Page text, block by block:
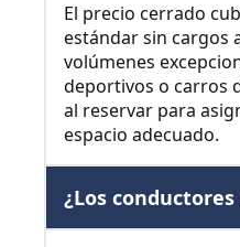
El precio cerrado
estándar sin cargos
volúmenes
deportivos o carros
al reservar para
espacio adecuado.
¿Los